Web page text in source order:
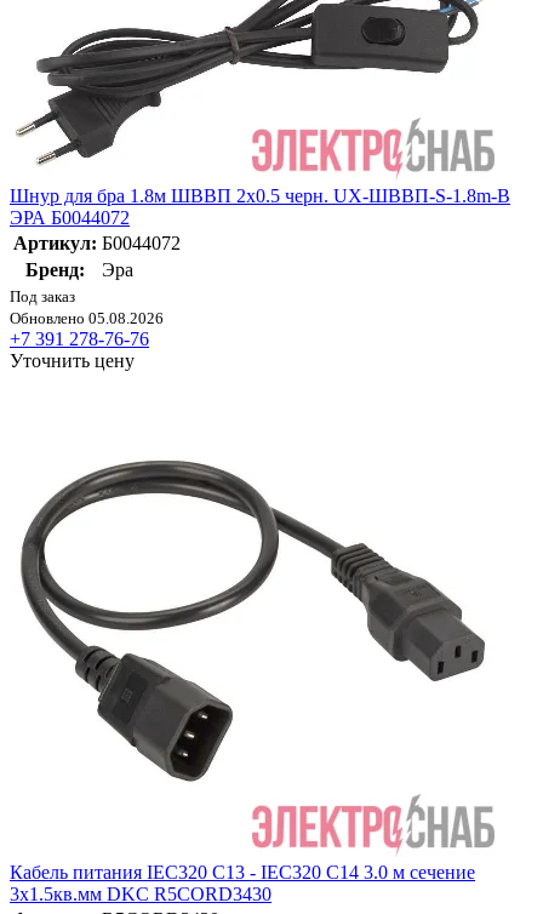
Шнур для бра 1.8м ШВВП 2х0.5 черн. UX-ШВВП-S-1.8m-B
ЭРА Б0044072
Артикул: Б0044072
Бренд:
Эра
Под заказ
Обновлено 05.08.2026
+7 391 278-76-76
Уточнить цену
Кабель питания IEC320 C13 - IEC320 C14 3.0 м сечение
3х1.5кв.мм DKC R5CORD3430